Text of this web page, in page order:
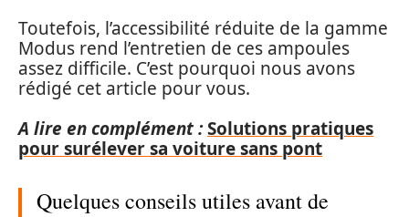
Toutefois, l’accessibilité réduite de la gamme
Modus rend l’entretien de ces ampoules
assez difficile. C’est pourquoi nous avons
rédigé cet article pour vous.
A lire en complément :Solutions pratiques
pour surélever sa voiture sans pont
Quelques conseils utiles avant de